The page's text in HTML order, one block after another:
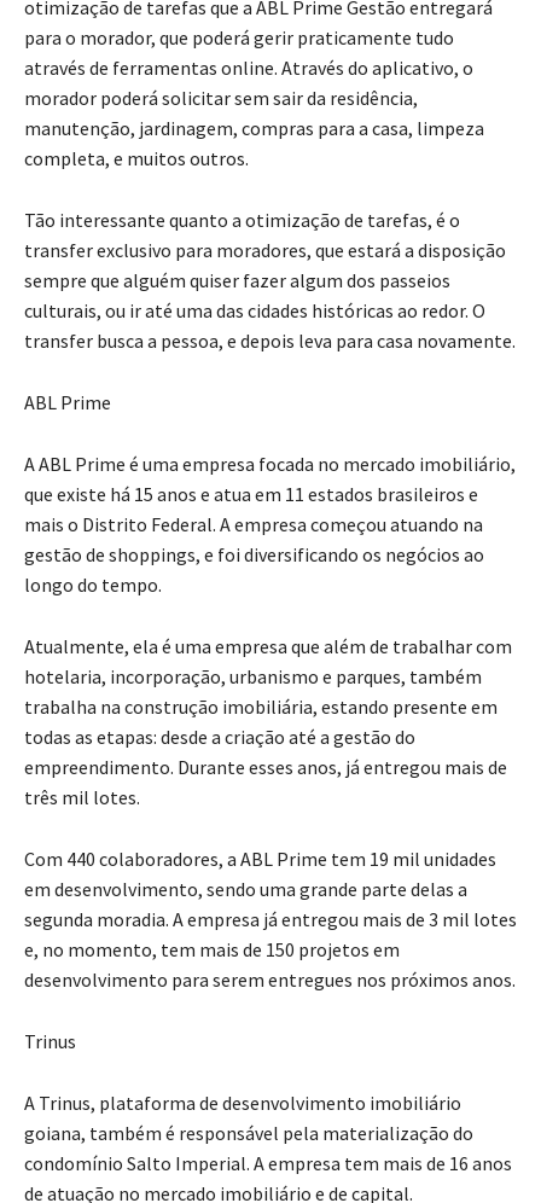
otimização de tarefas que a ABL Prime Gestão entregará
para o morador, que poderá gerir praticamente tudo
através de ferramentas online. Através do aplicativo, o
morador poderá solicitar sem sair da residência,
manutenção, jardinagem, compras para a casa, limpeza
completa, e muitos outros.
Tão interessante quanto a otimização de tarefas, é o
transfer exclusivo para moradores, que estará a disposição
sempre que alguém quiser fazer algum dos passeios
culturais, ou ir até uma das cidades históricas ao redor. O
transfer busca a pessoa, e depois leva para casa novamente.
ABL Prime
A ABL Prime é uma empresa focada no mercado imobiliário,
que existe há 15 anos e atua em 11 estados brasileiros e
mais o Distrito Federal. A empresa começou atuando na
gestão de shoppings, e foi diversificando os negócios ao
longo do tempo.
Atualmente, ela é uma empresa que além de trabalhar com
hotelaria, incorporação, urbanismo e parques, também
trabalha na construção imobiliária, estando presente em
todas as etapas: desde a criação até a gestão do
empreendimento. Durante esses anos, já entregou mais de
três mil lotes.
Com 440 colaboradores, a ABL Prime tem 19 mil unidades
em desenvolvimento, sendo uma grande parte delas a
segunda moradia. A empresa já entregou mais de 3 mil lotes
e, no momento, tem mais de 150 projetos em
desenvolvimento para serem entregues nos próximos anos.
Trinus
A Trinus, plataforma de desenvolvimento imobiliário
goiana, também é responsável pela materialização do
condomínio Salto Imperial. A empresa tem mais de 16 anos
de atuação no mercado imobiliário e de capital.